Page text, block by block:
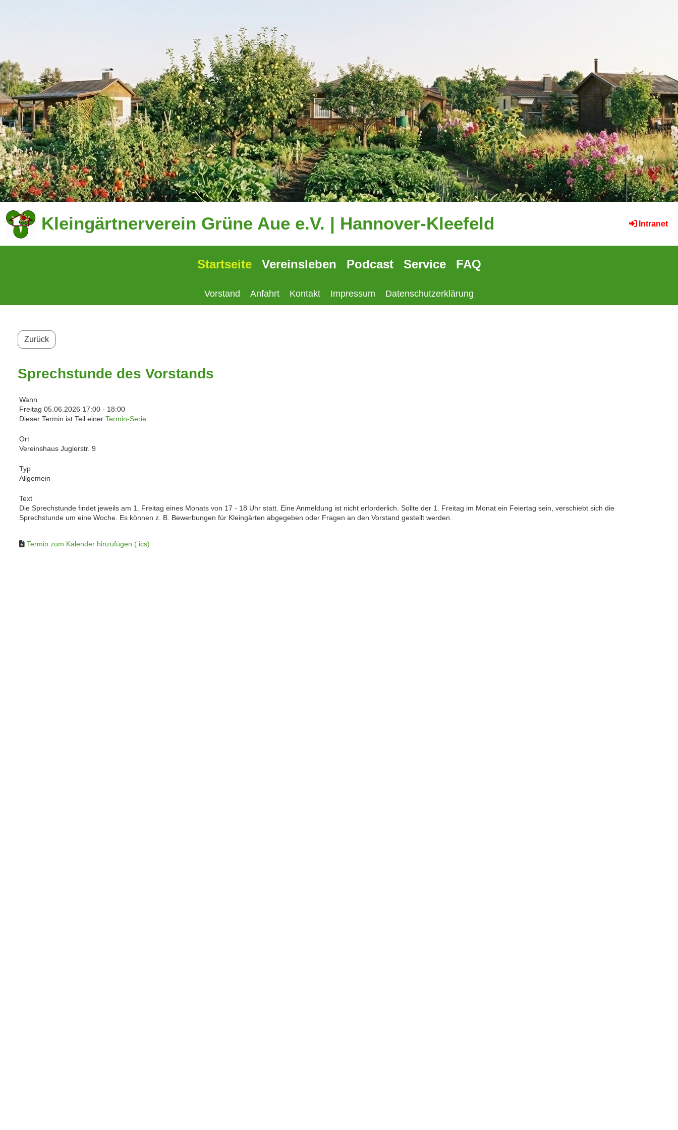
Kleingärtnerverein Grüne Aue e.V. | Hannover-Kleefeld Intranet
Startseite Vereinsleben Podcast Service FAQ
Vorstand Anfahrt Kontakt Impressum Datenschutzerklärung
Zurück
Sprechstunde des Vorstands
Wann
Freitag 05.06.2026 17:00 - 18:00
Dieser Termin ist Teil einer Termin-Serie
Ort
Vereinshaus Juglerstr. 9
Typ
Allgemein
Text
Die Sprechstunde findet jeweils am 1. Freitag eines Monats von 17 - 18 Uhr statt. Eine Anmeldung ist nicht erforderlich. Sollte der 1. Freitag im Monat ein Feiertag sein, verschiebt sich die
Sprechstunde um eine Woche. Es können z. B. Bewerbungen für Kleingärten abgegeben oder Fragen an den Vorstand gestellt werden.
Termin zum Kalender hinzufügen (.ics)